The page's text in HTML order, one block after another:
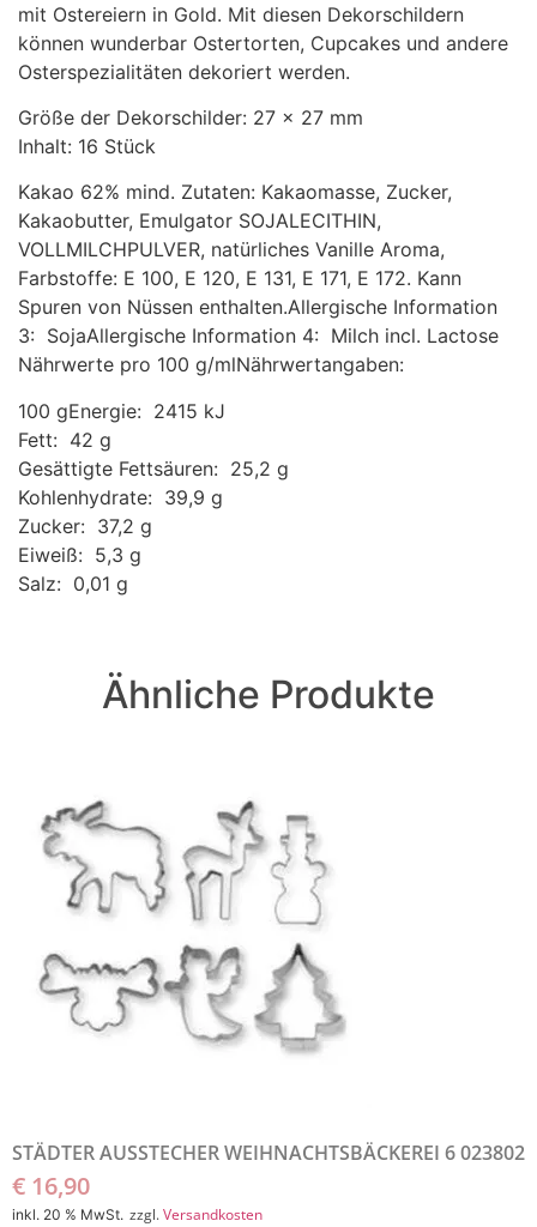
mit Ostereiern in Gold. Mit diesen Dekorschildern
können wunderbar Ostertorten, Cupcakes und andere
Osterspezialitäten dekoriert werden.
Größe der Dekorschilder: 27 x 27 mm
Inhalt: 16 Stück
Kakao 62% mind. Zutaten: Kakaomasse, Zucker,
Kakaobutter, Emulgator SOJALECITHIN,
VOLLMILCHPULVER, natürliches Vanille Aroma,
Farbstoffe: E 100, E 120, E 131, E 171, E 172. Kann
Spuren von Nüssen enthalten.Allergische Information
3: SojaAllergische Information 4: Milch incl. Lactose
Nährwerte pro 100 g/mlNährwertangaben:
100 gEnergie: 2415 kJ
Fett: 42 g
Gesättigte Fettsäuren: 25,2 g
Kohlenhydrate: 39,9 g
Zucker: 37,2 g
Eiweiß: 5,3 g
Salz: 0,01 g
Ähnliche Produkte
STÄDTER AUSSTECHER WEIHNACHTSBÄCKEREI 6 023802
€ 16,90
inkl. 20 % MwSt. zzgl.Versandkosten